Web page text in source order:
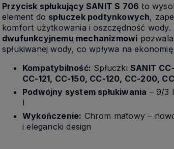
Przycisk spłukujący SANIT S 706 to
element do spłuczek podtynkowych,
komfort użytkowania i oszczędność wody.
dwufunkcyjnemu mechanizmowi
spłukiwanej wody, co wpływa na
Kompatybilność: Spłuczki SANIT
CC-121, CC-150, CC-120, CC-200,
Podwójny system spłukiwania – 9/3
l
Wykończenie: Chrom matowy –
i elegancki design